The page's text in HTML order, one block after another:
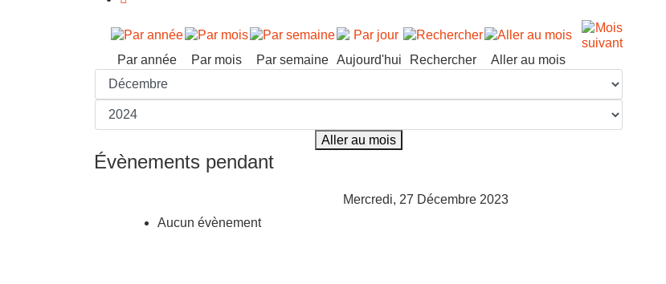
Par année Par mois Par semaine Aujourd'hui Rechercher Aller au mois
Aller au mois
Évènements pendant
Mercredi, 27 Décembre 2023
Aucun évènement